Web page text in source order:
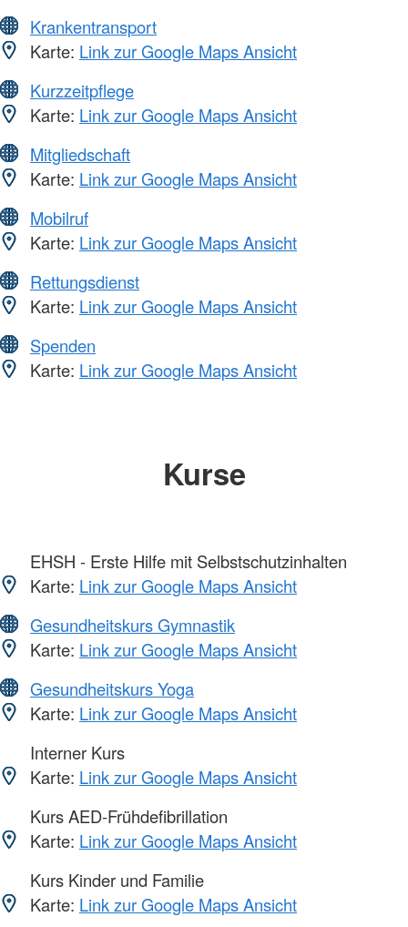
Krankentransport
Karte: Link zur Google Maps Ansicht
Kurzzeitpflege
Karte: Link zur Google Maps Ansicht
Mitgliedschaft
Karte: Link zur Google Maps Ansicht
Mobilruf
Karte: Link zur Google Maps Ansicht
Rettungsdienst
Karte: Link zur Google Maps Ansicht
Spenden
Karte: Link zur Google Maps Ansicht
Kurse
EHSH - Erste Hilfe mit Selbstschutzinhalten
Karte: Link zur Google Maps Ansicht
Gesundheitskurs Gymnastik
Karte: Link zur Google Maps Ansicht
Gesundheitskurs Yoga
Karte: Link zur Google Maps Ansicht
Interner Kurs
Karte: Link zur Google Maps Ansicht
Kurs AED-Frühdefibrillation
Karte: Link zur Google Maps Ansicht
Kurs Kinder und Familie
Karte: Link zur Google Maps Ansicht